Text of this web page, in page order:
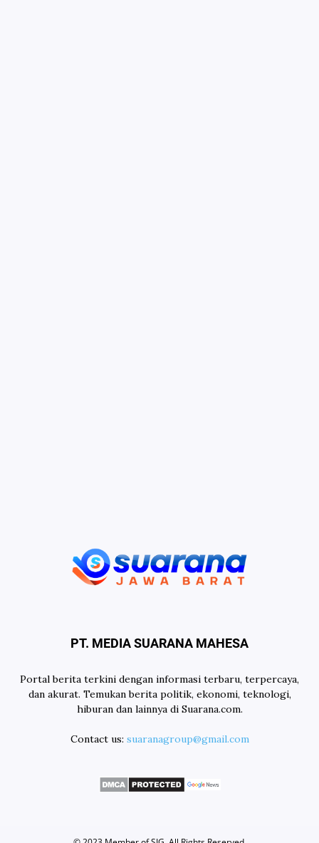
PT. MEDIA SUARANA MAHESA
Portal berita terkini dengan informasi terbaru, terpercaya,
dan akurat. Temukan berita politik, ekonomi, teknologi,
hiburan dan lainnya di Suarana.com.
Contact us: suaranagroup@gmail.com